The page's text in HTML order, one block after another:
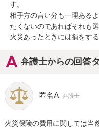
す。
相手方の言い分も一理ある
たくないのであればそれも
火災あったときには損をす
弁護士からの回答
匿名A 弁護士
火災保険の費用に関しては当